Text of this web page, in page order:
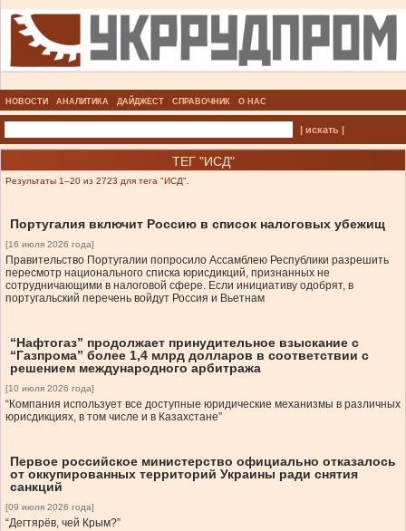
НОВОСТИ АНАЛИТИКА ДАЙДЖЕСТ СПРАВОЧНИК О НАС
| искать |
ТЕГ "ИСД"
Результаты 1–20 из 2723 для тега "ИСД".
Португалия включит Россию в список налоговых убежищ
[16 июля 2026 года]
Правительство Португалии попросило Ассамблею Республики разрешить
пересмотр национального списка юрисдикций, признанных не
сотрудничающими в налоговой сфере. Если инициативу одобрят, в
португальский перечень войдут Россия и Вьетнам
“Нафтогаз” продолжает принудительное взыскание с
“Газпрома” более 1,4 млрд долларов в соответствии с
решением международного арбитража
[10 июля 2026 года]
“Компания использует все доступные юридические механизмы в различных
юрисдикциях, в том числе и в Казахстане”
Первое российское министерство официально отказалось
от оккупированных территорий Украины ради снятия
санкций
[09 июля 2026 года]
“Дегтярёв, чей Крым?”